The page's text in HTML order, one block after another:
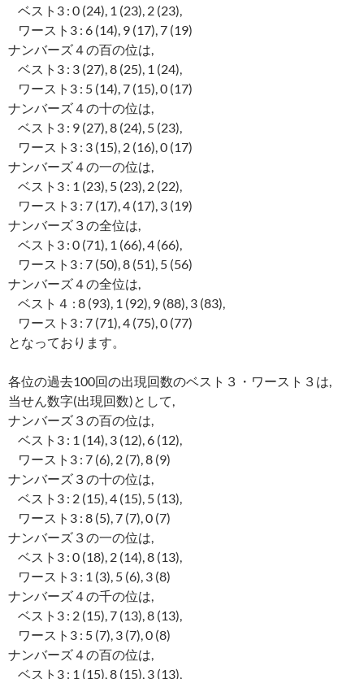
ベスト3 : 0 (24), 1 (23), 2 (23),
ワースト3 : 6 (14), 9 (17), 7 (19)
ナンバーズ４の百の位は,
ベスト3 : 3 (27), 8 (25), 1 (24),
ワースト3 : 5 (14), 7 (15), 0 (17)
ナンバーズ４の十の位は,
ベスト3 : 9 (27), 8 (24), 5 (23),
ワースト3 : 3 (15), 2 (16), 0 (17)
ナンバーズ４の一の位は,
ベスト3 : 1 (23), 5 (23), 2 (22),
ワースト3 : 7 (17), 4 (17), 3 (19)
ナンバーズ３の全位は,
ベスト3 : 0 (71), 1 (66), 4 (66),
ワースト3 : 7 (50), 8 (51), 5 (56)
ナンバーズ４の全位は,
ベスト４ : 8 (93), 1 (92), 9 (88), 3 (83),
ワースト3 : 7 (71), 4 (75), 0 (77)
となっております。
各位の過去100回の出現回数のベスト３・ワースト３は,
当せん数字(出現回数)として,
ナンバーズ３の百の位は,
ベスト3 : 1 (14), 3 (12), 6 (12),
ワースト3 : 7 (6), 2 (7), 8 (9)
ナンバーズ３の十の位は,
ベスト3 : 2 (15), 4 (15), 5 (13),
ワースト3 : 8 (5), 7 (7), 0 (7)
ナンバーズ３の一の位は,
ベスト3 : 0 (18), 2 (14), 8 (13),
ワースト3 : 1 (3), 5 (6), 3 (8)
ナンバーズ４の千の位は,
ベスト3 : 2 (15), 7 (13), 8 (13),
ワースト3 : 5 (7), 3 (7), 0 (8)
ナンバーズ４の百の位は,
ベスト3 : 1 (15), 8 (15), 3 (13),